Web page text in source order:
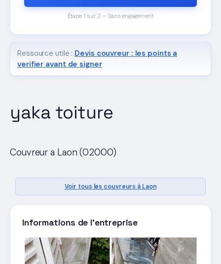
yaka toiture
Couvreur a Laon (02000)
Voir tous les couvreurs à Laon
Informations de l'entreprise
Étape 1 sur 2 — Sans engagement
Ressource utile : Devis couvreur : les points a
verifier avant de signer